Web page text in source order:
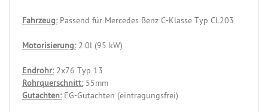
Fahrzeug:Passend für Mercedes Benz C-Klasse Typ CL203
Motorisierung:2.0l (95 kW)
Endrohr:2x76 Typ 13
Rohrquerschnitt:55mm
Gutachten:EG-Gutachten (eintragungsfrei)